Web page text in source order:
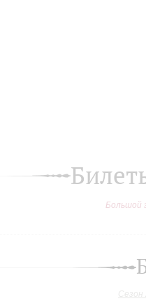
Большой
Сезон